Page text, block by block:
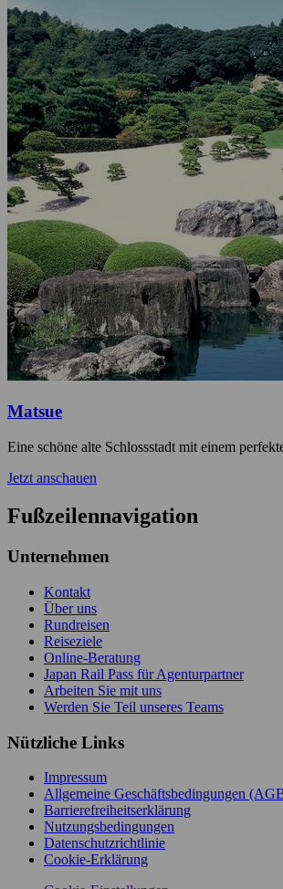
Matsue
Eine schöne alte Schlossstadt mit einem
Jetzt anschauen
Fußzeilennavigation
Unternehmen
Kontakt
Über uns
Rundreisen
Reiseziele
Online-Beratung
Japan Rail Pass für Agenturpartner
Arbeiten Sie mit uns
Werden Sie Teil unseres Teams
Nützliche Links
Impressum
Allgemeine Geschäftsbedingungen
Barrierefreiheitserklärung
Nutzungsbedingungen
Datenschutzrichtlinie
Cookie-Erklärung